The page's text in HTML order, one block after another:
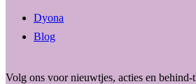
Dyona
Blog
Volg ons voor nieuwtjes, acties en behind-